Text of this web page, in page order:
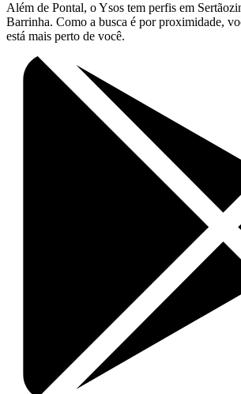
Além de Pontal, o Ysos tem perfis em
Barrinha. Como a busca é por proximidade,
está mais perto de você.